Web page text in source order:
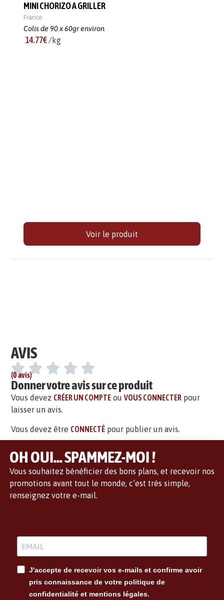
MINI CHORIZO A GRILLER
France
Colis de 90 x 60gr environ
14.77€ /kg
Voir le produit
AVIS
(0 avis)
Donner votre avis sur ce produit
Vous devez CRÉER UN COMPTE ouVOUS CONNECTER pour
laisser un avis.
Vous devez être CONNECTÉ pour publier un avis.
OH OUI... SPAMMEZ-MOI !
Vous souhaitez bénéficier des bons plans, et recevoir nos
promotions avant tout le monde, c’est très simple,
renseignez votre e-mail.
J'accepte de recevoir vos e-mails et confirme avoir
pris connaissance de votre politique de
confidentialité et mentions légales.